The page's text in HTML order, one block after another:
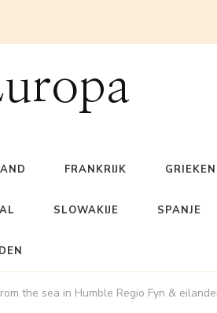
FRANKRIJK
SLOWAKIJE SPANJE
the sea in Humble Regio Fyn &